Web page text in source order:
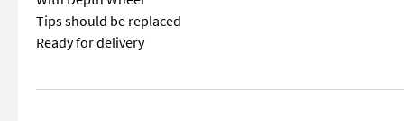
Tips should be replaced
Ready for delivery
== Mer informasjon (NO) == mascus_category: